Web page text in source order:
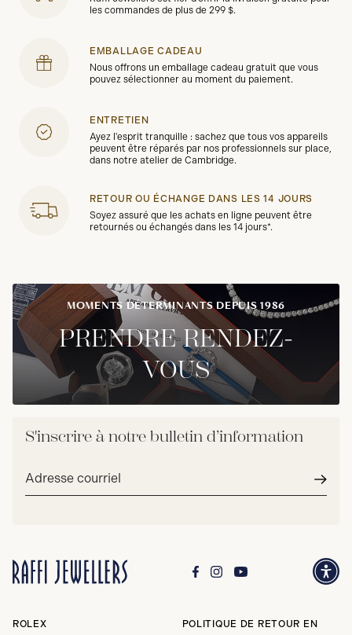
les commandes de plus de 299 $.
EMBALLAGE CADEAU
Nous offrons un emballage cadeau gratuit que vous
pouvez sélectionner au moment du paiement.
ENTRETIEN
Ayez l'esprit tranquille : sachez que tous vos appareils
peuvent être réparés par nos professionnels sur place,
dans notre atelier de Cambridge.
RETOUR OU ÉCHANGE DANS LES 14 JOURS
Soyez assuré que les achats en ligne peuvent être
retournés ou échangés dans les 14 jours*.
MOMENTS DÉTERMINANTS DEPUIS 1986
PRENDRE RENDEZ-
VOUS
S'inscrire à notre bulletin d’information
Adresse
ROLEX
POLITIQUE DE RETOUR EN